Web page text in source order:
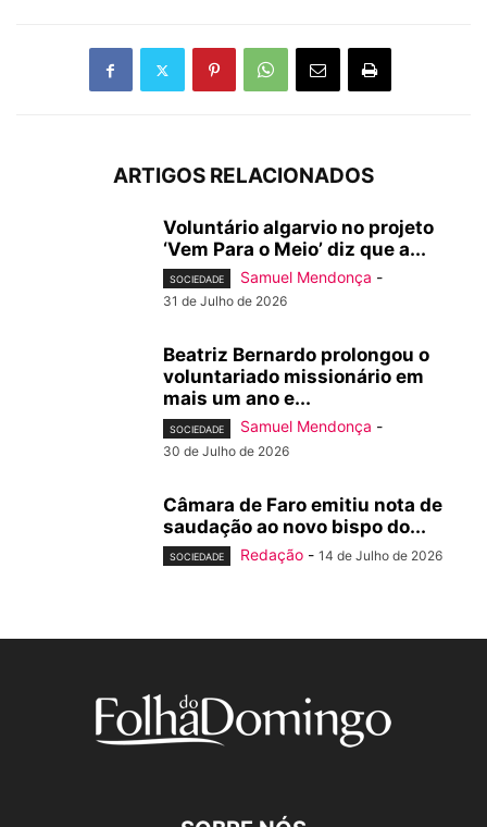
ARTIGOS RELACIONADOS
Voluntário algarvio no projeto
‘Vem Para o Meio’ diz que a...
SOCIEDADE Samuel Mendonça -
31 de Julho de 2026
Beatriz Bernardo prolongou o
voluntariado missionário em
mais um ano e...
SOCIEDADE Samuel Mendonça -
30 de Julho de 2026
Câmara de Faro emitiu nota de
saudação ao novo bispo do...
SOCIEDADE Redação - 14 de Julho de 2026